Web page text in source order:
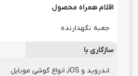
اقلام همراه محصول
جعبه نگهدارنده
سازگاری با
اندروید و iOS, انواع گوشی موبایل